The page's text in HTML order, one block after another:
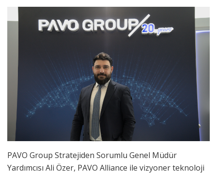
PAVO Group Stratejiden Sorumlu Genel Müdür
Yardımcısı Ali Özer, PAVO Alliance ile vizyoner teknoloji